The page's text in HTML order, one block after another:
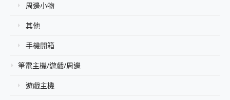
周邊小物
其他
手機開箱
筆電主機/遊戲/周邊
遊戲主機